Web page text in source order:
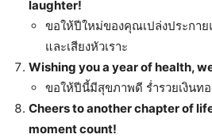
laughter!
ขอให้ปีใหม่ของคุณเปล่งประกา
และเสียงหัวเราะ
Wishing you a year of health,
ขอให้ปีนี้มีสุขภาพดี ร่ำรวยเงินท
Cheers to another chapter of
moment count!